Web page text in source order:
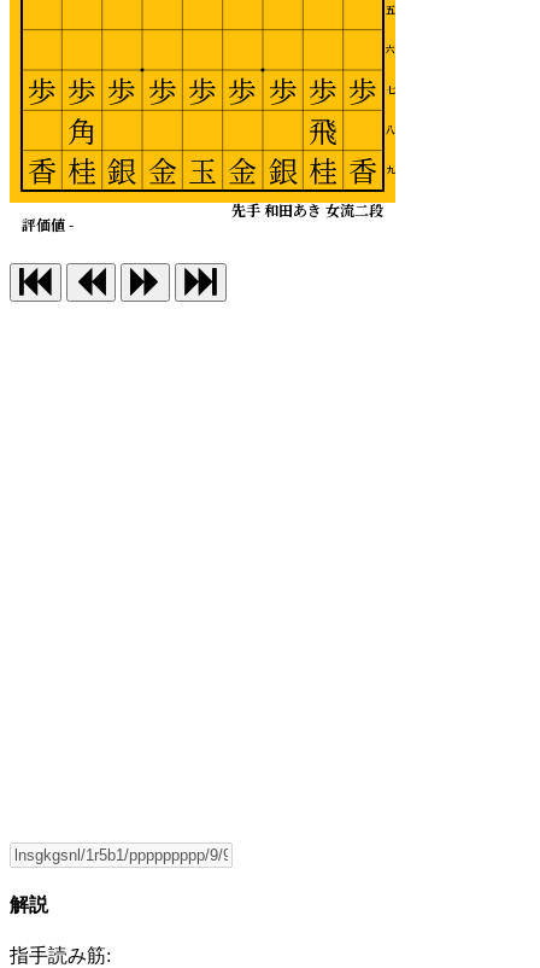
五
六
七
八
九
先手 和田あき 女流二段
評価値 -
歩
香
歩
飛
桂
歩
銀
歩
金
歩
玉
歩
金
歩
銀
歩
角
桂
歩
香
解説
指手読み筋: